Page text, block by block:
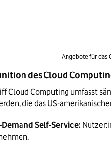
Angebote für das
des Cloud
Cloud Computing umfasst
die das US-
Demand Self-Service: